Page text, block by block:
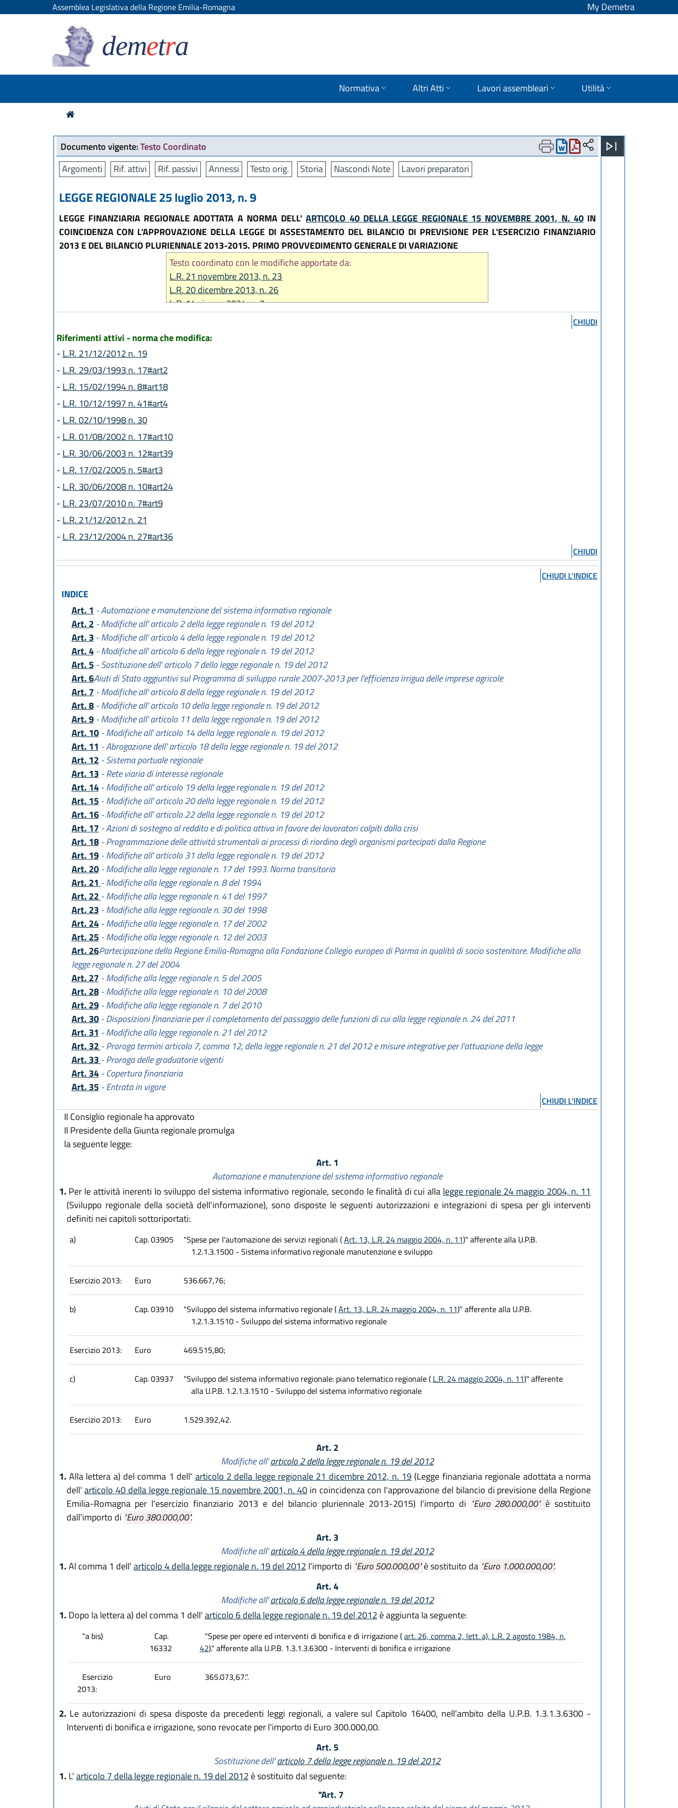
Assemblea Legislativa della Regione Emilia-Romagna My Demetra
demetra
Normativa Altri Atti Lavori assembleari Utilità
Documento vigente:Testo Coordinato
Argomenti
Rif. attivi Rif. passivi Annessi Testo orig. Storia Nascondi Note Lavori preparatori
LEGGE REGIONALE 25 luglio 2013, n. 9
LEGGE FINANZIARIA REGIONALE ADOTTATA A NORMA DELL'ARTICOLO 40 DELLA LEGGE REGIONALE 15 NOVEMBRE 2001, N. 40IN
COINCIDENZA CON L'APPROVAZIONE DELLA LEGGE DI ASSESTAMENTO DEL BILANCIO DI PREVISIONE PER L'ESERCIZIO FINANZIARIO
2013 E DEL BILANCIO PLURIENNALE 2013-2015. PRIMO PROVVEDIMENTO GENERALE DI VARIAZIONE
Testo coordinato con le modifiche apportate da:
L.R. 21 novembre 2013, n. 23
L.R. 20 dicembre 2013, n. 26
L.R. 14 giugno 2024, n. 7
CHIUDI
Riferimenti attivi - norma che modifica:
- L.R. 21/12/2012 n. 19
- L.R. 29/03/1993 n. 17#art2
- L.R. 15/02/1994 n. 8#art18
- L.R. 10/12/1997 n. 41#art4
- L.R. 02/10/1998 n. 30
- L.R. 01/08/2002 n. 17#art10
- L.R. 30/06/2003 n. 12#art39
- L.R. 17/02/2005 n. 5#art3
- L.R. 30/06/2008 n. 10#art24
- L.R. 23/07/2010 n. 7#art9
- L.R. 21/12/2012 n. 21
- L.R. 23/12/2004 n. 27#art36
CHIUDI
CHIUDI L'INDICE
INDICE
Art. 1 - Automazione e manutenzione del sistema informativo regionale
Art. 2 - Modifiche all' articolo 2 della legge regionale n. 19 del 2012
Art. 3 - Modifiche all' articolo 4 della legge regionale n. 19 del 2012
Art. 4- Modifiche all' articolo 6 della legge regionale n. 19 del 2012
Art. 5- Sostituzione dell' articolo 7 della legge regionale n. 19 del 2012
Art. 6Aiuti di Stato aggiuntivi sul Programma di sviluppo rurale 2007-2013 per l'efficienza irrigua delle imprese agricole
Art. 7 - Modifiche all' articolo 8 della legge regionale n. 19 del 2012
Art. 8- Modifiche all' articolo 10 della legge regionale n. 19 del 2012
Art. 9- Modifiche all' articolo 11 della legge regionale n. 19 del 2012
Art. 10- Modifiche all' articolo 14 della legge regionale n. 19 del 2012
Art. 11 - Abrogazione dell' articolo 18 della legge regionale n. 19 del 2012
Art. 12 - Sistema portuale regionale
Art. 13 - Rete viaria di interesse regionale
Art. 14- Modifiche all' articolo 19 della legge regionale n. 19 del 2012
Art. 15- Modifiche all' articolo 20 della legge regionale n. 19 del 2012
Art. 16- Modifiche all' articolo 22 della legge regionale n. 19 del 2012
Art. 17 - Azioni di sostegno al reddito e di politica attiva in favore dei lavoratori colpiti dalla crisi
Art. 18- Programmazione delle attività strumentali ai processi di riordino degli organismi partecipati dalla Regione
Art. 19- Modifiche all' articolo 31 della legge regionale n. 19 del 2012
Art. 20- Modifiche alla legge regionale n. 17 del 1993. Norma transitoria
Art. 21 - Modifiche alla legge regionale n. 8 del 1994
Art. 22 - Modifiche alla legge regionale n. 41 del 1997
Art. 23 - Modifiche alla legge regionale n. 30 del 1998
Art. 24- Modifiche alla legge regionale n. 17 del 2002
Art. 25- Modifiche alla legge regionale n. 12 del 2003
Art. 26Partecipazione della Regione Emilia-Romagna alla Fondazione Collegio europeo di Parma in qualità di socio sostenitore. Modifiche alla
legge regionale n. 27 del 2004
Art. 27 - Modifiche alla legge regionale n. 5 del 2005
Art. 28- Modifiche alla legge regionale n. 10 del 2008
Art. 29- Modifiche alla legge regionale n. 7 del 2010
Art. 30- Disposizioni finanziarie per il completamento del passaggio delle funzioni di cui alla legge regionale n. 24 del 2011
Art. 31 - Modifiche alla legge regionale n. 21 del 2012
Art. 32 - Proroga termini articolo 7, comma 12, della legge regionale n. 21 del 2012 e misure integrative per l'attuazione della legge
Art. 33 - Proroga delle graduatorie vigenti
Art. 34- Copertura finanziaria
Art. 35- Entrata in vigore
CHIUDI L'INDICE
Il Consiglio regionale ha approvato
Il Presidente della Giunta regionale promulga
la seguente legge:
Art. 1
Automazione e manutenzione del sistema informativo regionale
1. Per le attività inerenti lo sviluppo del sistema informativo regionale, secondo le finalità di cui alla legge regionale 24 maggio 2004, n. 11
(Sviluppo regionale della società dell'informazione), sono disposte le seguenti autorizzazioni e integrazioni di spesa per gli interventi
definiti nei capitoli sottoriportati:
a) Cap. 03905 "Spese per l'automazione dei servizi regionali (Art. 13, L.R. 24 maggio 2004, n. 11)" afferente alla U.P.B.
1.2.1.3.1500 - Sistema informativo regionale manutenzione e sviluppo
Esercizio 2013: Euro 536.667,76;
b) Cap. 03910 "Sviluppo del sistema informativo regionale (Art. 13, L.R. 24 maggio 2004, n. 11)" afferente alla U.P.B.
1.2.1.3.1510 - Sviluppo del sistema informativo regionale
Esercizio 2013: Euro 469.515,80;
c) Cap. 03937 "Sviluppo del sistema informativo regionale: piano telematico regionale ( L.R. 24 maggio 2004, n. 11)" afferente
alla U.P.B. 1.2.1.3.1510 - Sviluppo del sistema informativo regionale
Esercizio 2013: Euro 1.529.392,42.
Art. 2
Modifiche all'articolo 2 della legge regionale n. 19 del 2012
1. Alla lettera a) del comma 1 dell' articolo 2 della legge regionale 21 dicembre 2012, n. 19 (Legge finanziaria regionale adottata a norma
dell'articolo 40 della legge regionale 15 novembre 2001, n. 40 in coincidenza con l'approvazione del bilancio di previsione della Regione
Emilia-Romagna per l'esercizio finanziario 2013 e del bilancio pluriennale 2013-2015) l'importo di "Euro 280.000,00" è sostituito
dall'importo di "Euro 380.000,00".
Art. 3
Modifiche all'articolo 4 della legge regionale n. 19 del 2012
1.Al comma 1 dell'articolo 4 della legge regionale n. 19 del 2012 l'importo di "Euro 500.000,00"è sostituito da "Euro 1.000.000,00".
Art. 4
Modifiche all'articolo 6 della legge regionale n. 19 del 2012
1. Dopo la lettera a) del comma 1 dell'articolo 6 della legge regionale n. 19 del 2012 è aggiunta la seguente:
"a bis)
Cap.
16332
"Spese per opere ed interventi di bonifica e di irrigazione (art. 26, comma 2, lett. a), L.R. 2 agosto 1984, n.
42)." afferente alla U.P.B. 1.3.1.3.6300 - Interventi di bonifica e irrigazione
Esercizio
2013:
Euro 365.073,67.".
2. Le autorizzazioni di spesa disposte da precedenti leggi regionali, a valere sul Capitolo 16400, nell'ambito della U.P.B. 1.3.1.3.6300 -
Interventi di bonifica e irrigazione, sono revocate per l'importo di Euro 300.000,00.
Art. 5
Sostituzione dell'articolo 7 della legge regionale n. 19 del 2012
1. L'articolo 7 della legge regionale n. 19 del 2012 è sostituito dal seguente:
"Art. 7